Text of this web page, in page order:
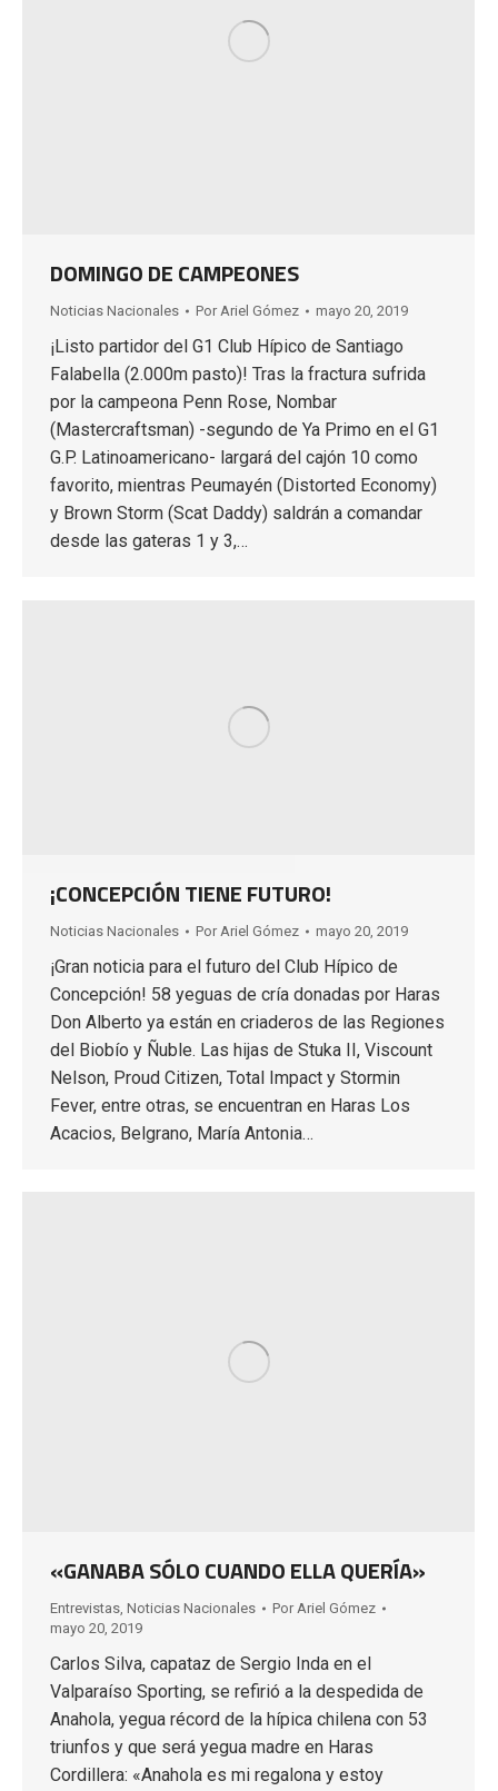
DOMINGO DE CAMPEONES
Noticias Nacionales Por Ariel Gómez mayo 20, 2019
¡Listo partidor del G1 Club Hípico de Santiago
Falabella (2.000m pasto)! Tras la fractura sufrida
por la campeona Penn Rose, Nombar
(Mastercraftsman) -segundo de Ya Primo en el G1
G.P. Latinoamericano- largará del cajón 10 como
favorito, mientras Peumayén (Distorted Economy)
y Brown Storm (Scat Daddy) saldrán a comandar
desde las gateras 1 y 3,…
¡CONCEPCIÓN TIENE FUTURO!
Noticias Nacionales Por Ariel Gómez mayo 20, 2019
¡Gran noticia para el futuro del Club Hípico de
Concepción! 58 yeguas de cría donadas por Haras
Don Alberto ya están en criaderos de las Regiones
del Biobío y Ñuble. Las hijas de Stuka II, Viscount
Nelson, Proud Citizen, Total Impact y Stormin
Fever, entre otras, se encuentran en Haras Los
Acacios, Belgrano, María Antonia…
«GANABA SÓLO CUANDO ELLA QUERÍA»
Entrevistas Noticias Nacionales Por Ariel Gómez
mayo 20, 2019
Carlos Silva, capataz de Sergio Inda en el
Valparaíso Sporting, se refirió a la despedida de
Anahola, yegua récord de la hípica chilena con 53
triunfos y que será yegua madre en Haras
Cordillera: «Anahola es mi regalona y estoy